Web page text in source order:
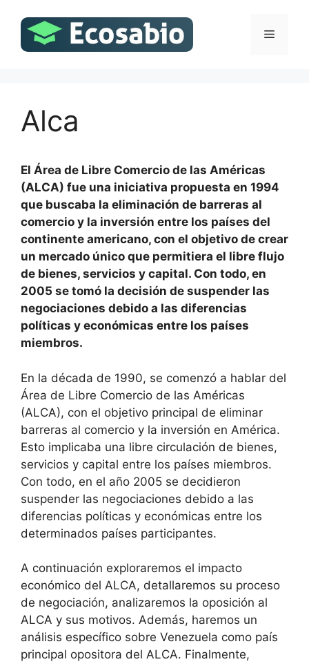
contenido
Menú
Alca
El Área de Libre Comercio de las Américas
(ALCA) fue una iniciativa propuesta en 1994
que buscaba la eliminación de barreras al
comercio y la inversión entre los países del
continente americano, con el objetivo de crear
un mercado único que permitiera el libre flujo
de bienes, servicios y capital. Con todo, en
2005 se tomó la decisión de suspender las
negociaciones debido a las diferencias
políticas y económicas entre los países
miembros.
En la década de 1990, se comenzó a hablar del
Área de Libre Comercio de las Américas
(ALCA), con el objetivo principal de eliminar
barreras al comercio y la inversión en América.
Esto implicaba una libre circulación de bienes,
servicios y capital entre los países miembros.
Con todo, en el año 2005 se decidieron
suspender las negociaciones debido a las
diferencias políticas y económicas entre los
determinados países participantes.
A continuación exploraremos el impacto
económico del ALCA, detallaremos su proceso
de negociación, analizaremos la oposición al
ALCA y sus motivos. Además, haremos un
análisis específico sobre Venezuela como país
principal opositora del ALCA. Finalmente,